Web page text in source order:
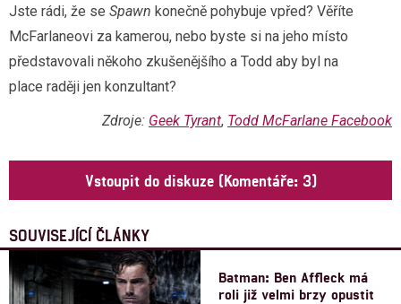
Jste rádi, že se Spawn konečně pohybuje vpřed? Věříte
McFarlaneovi za kamerou, nebo byste si na jeho místo
představovali někoho zkušenějšího a Todd aby byl na
place raději jen konzultant?
Zdroje: Geek Tyrant, Todd McFarlane Facebook
Vstoupit do diskuze (Komentáře: 3)
SOUVISEJÍCÍ ČLÁNKY
Batman: Ben Affleck má
roli již velmi brzy opustit